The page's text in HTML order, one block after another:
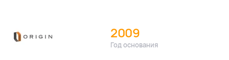
2009
Год основания